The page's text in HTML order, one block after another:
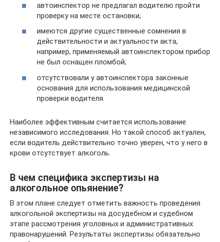
автоинспектор не предлагал водителю пройти
проверку на месте остановки;
имеются другие существенные сомнения в
действительности и актуальности акта,
например, применяемый автоинспектором прибор
не был оснащен пломбой;
отсутствовали у автоинспектора законные
основания для использования медицинской
проверки водителя.
Наиболее эффективным считается использование
независимого исследования. Но такой способ актуален,
если водитель действительно точно уверен, что у него в
крови отсутствует алкоголь.
В чем специфика экспертизы на
алкогольное опьянение?
В этом плане следует отметить важность проведения
алкогольной экспертизы на досудебном и судебном
этапе рассмотрения уголовных и административных
правонарушений. Результаты экспертизы обязательно